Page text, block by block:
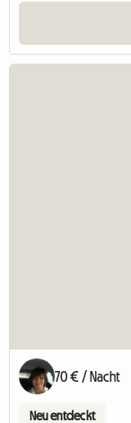
70 € / Nacht
Neu entdeckt